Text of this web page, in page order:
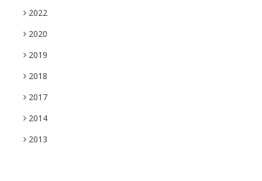
2022
2020
2019
2018
2017
2014
2013